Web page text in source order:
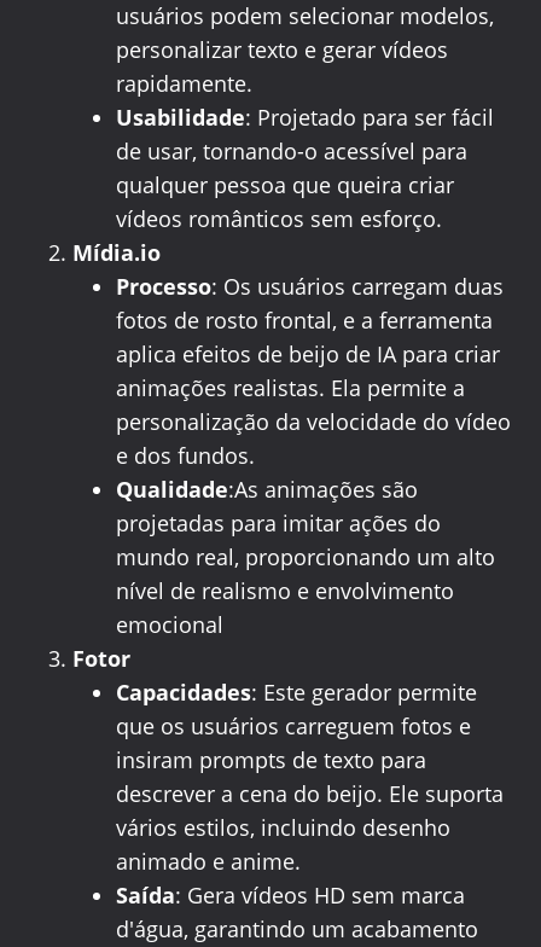
usuários podem selecionar modelos,
personalizar texto e gerar vídeos
rapidamente.
Usabilidade: Projetado para ser fácil
de usar, tornando-o acessível para
qualquer pessoa que queira criar
vídeos românticos sem esforço.
Mídia.io
Processo: Os usuários carregam duas
fotos de rosto frontal, e a ferramenta
aplica efeitos de beijo de IA para criar
animações realistas. Ela permite a
personalização da velocidade do vídeo
e dos fundos.
Qualidade:As animações são
projetadas para imitar ações do
mundo real, proporcionando um alto
nível de realismo e envolvimento
emocional
Fotor
Capacidades: Este gerador permite
que os usuários carreguem fotos e
insiram prompts de texto para
descrever a cena do beijo. Ele suporta
vários estilos, incluindo desenho
animado e anime.
Saída: Gera vídeos HD sem marca
d'água, garantindo um acabamento